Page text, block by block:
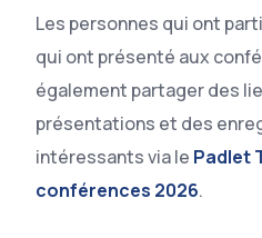
Les personnes qui ont
qui ont présenté aux
également partager des
présentations et des
intéressants via le Padlet
conférences 2026.